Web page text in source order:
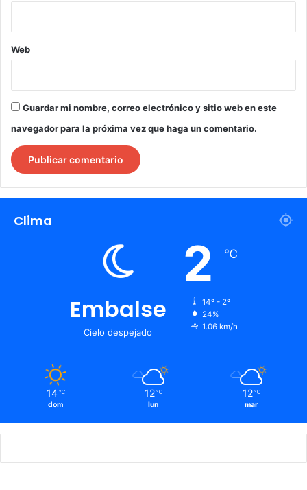
Web
Guardar mi nombre, correo electrónico y sitio web en este
navegador para la próxima vez que haga un comentario.
Clima
Embalse
Cielo despejado
2 ℃
14º - 2º
24%
1.06 km/h
14 ℃
dom
12 ℃
lun
12 ℃
mar